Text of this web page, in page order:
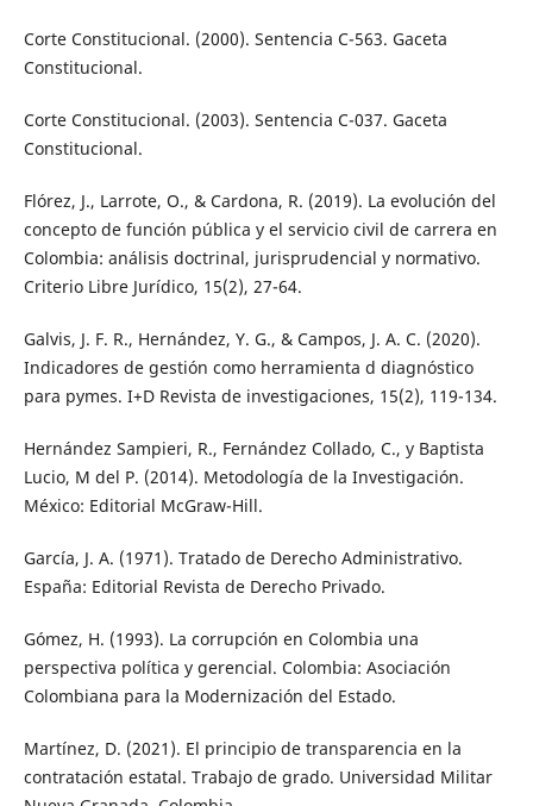
Corte Constitucional. (2000). Sentencia C-563. Gaceta
Constitucional.
Corte Constitucional. (2003). Sentencia C-037. Gaceta
Constitucional.
Flórez, J., Larrote, O., & Cardona, R. (2019). La evolución del
concepto de función pública y el servicio civil de carrera en
Colombia: análisis doctrinal, jurisprudencial y normativo.
Criterio Libre Jurídico, 15(2), 27-64.
Galvis, J. F. R., Hernández, Y. G., & Campos, J. A. C. (2020).
Indicadores de gestión como herramienta d diagnóstico
para pymes. I+D Revista de investigaciones, 15(2), 119-134.
Hernández Sampieri, R., Fernández Collado, C., y Baptista
Lucio, M del P. (2014). Metodología de la Investigación.
México: Editorial McGraw-Hill.
García, J. A. (1971). Tratado de Derecho Administrativo.
España: Editorial Revista de Derecho Privado.
Gómez, H. (1993). La corrupción en Colombia una
perspectiva política y gerencial. Colombia: Asociación
Colombiana para la Modernización del Estado.
Martínez, D. (2021). El principio de transparencia en la
contratación estatal. Trabajo de grado. Universidad Militar